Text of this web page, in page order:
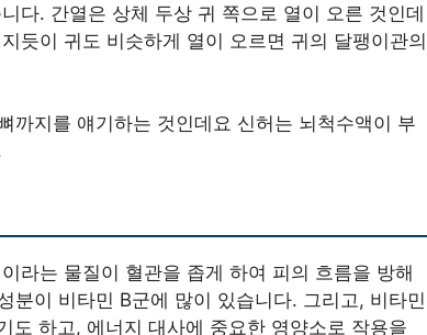
다. 간열은 상체 두상 귀 쪽으로 열이 오른 것인데
듯이 귀도 비슷하게 열이 오르면 귀의 달팽이관의
까지를 얘기하는 것인데요 신허는 뇌척수액이 부
라는 물질이 혈관을 좁게 하여 피의 흐름을 방해
분이 비타민 B군에 많이 있습니다. 그리고, 비타민
도 하고, 에너지 대사에 중요한 영양소로 작용을